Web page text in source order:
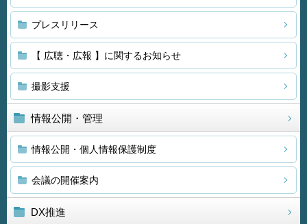
プレスリリース
【 広聴・広報 】に関するお知らせ
撮影支援
情報公開・管理
情報公開・個人情報保護制度
会議の開催案内
DX推進